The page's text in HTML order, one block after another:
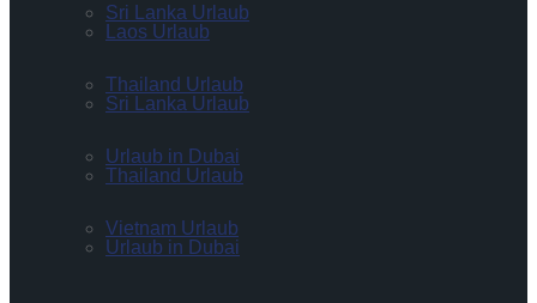
Sri Lanka Urlaub
Thailand Urlaub
Urlaub in Dubai
Vietnam Urlaub
Laos Urlaub
Sri Lanka Urlaub
Thailand Urlaub
Urlaub in Dubai